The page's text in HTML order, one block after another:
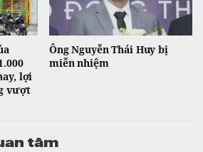
lợi
vượt
Ông Nguyễn Thái Huy bị
miễn nhiệm
tâm